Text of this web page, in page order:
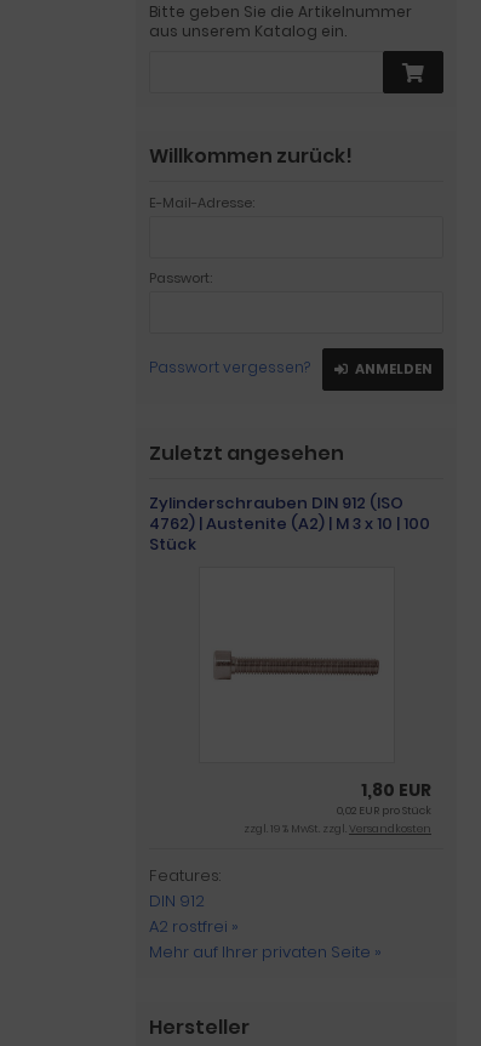
Bitte geben Sie die Artikelnummer
aus unserem Katalog ein.
Willkommen zurück!
E-Mail-Adresse:
Passwort:
Passwort vergessen? ANMELDEN
Zuletzt angesehen
Zylinderschrauben DIN 912 (ISO
4762) | Austenite (A2) | M 3 x 10 | 100
Stück
1,80 EUR
0,02 EUR pro Stück
zzgl. 19 % MwSt. zzgl.Versandkosten
Features:
DIN 912
A2 rostfrei »
Mehr auf Ihrer privaten Seite »
Hersteller